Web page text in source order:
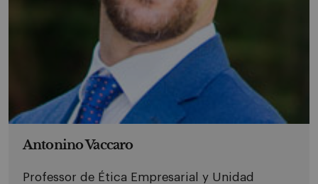
Antonino Vaccaro
Professor de Ética Empresarial y Unidad